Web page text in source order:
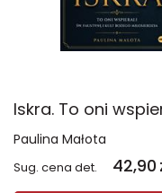
Paulina Małota
Sug. cena det. 42,90